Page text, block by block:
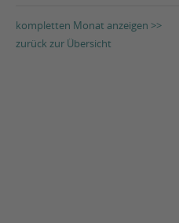
kompletten Monat anzeigen >>
zurück zur Übersicht